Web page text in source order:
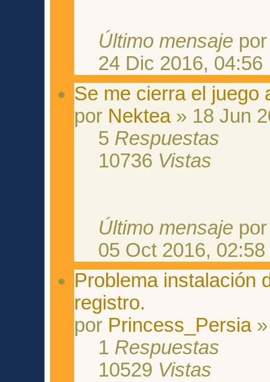
Último mensaje
24 Dic 2016, 04:56
Se me cierra el juego
por Nektea» 18 Jun
5 Respuestas
10736 Vistas
Último mensaje
05 Oct 2016, 02:58
Problema instalación
registro.
por Princess_Persia»
1 Respuestas
10529 Vistas